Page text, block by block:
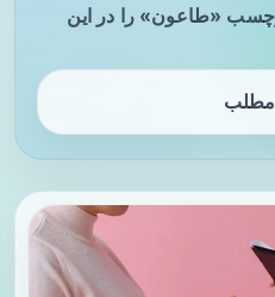
«طاعون» را در این